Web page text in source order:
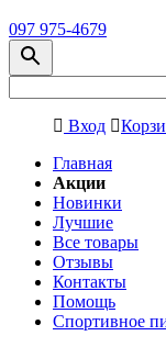
097 975-4679
Вход
Главная
Акции
Новинки
Лучшие
Все товары
Отзывы
Контакты
Помощь
Спортивное